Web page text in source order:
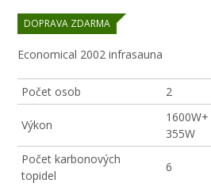
DOPRAVA ZDARMA
Economical 2002 infrasauna
Počet osob 2
Výkon
355W
Počet karbonových
topidel
6